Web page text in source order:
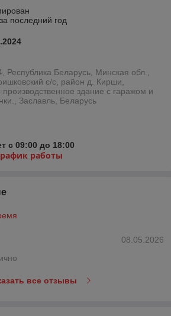
последний год
Беларусь, Минская обл.,
с/с, район д. Кирши,
здание с гаражом и
Заславль, Беларусь
с 09:00 до 18:00
работы
08.05.2026
все отзывы